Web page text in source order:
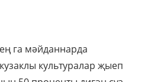
га мәйданнарда
культуралар җыеп